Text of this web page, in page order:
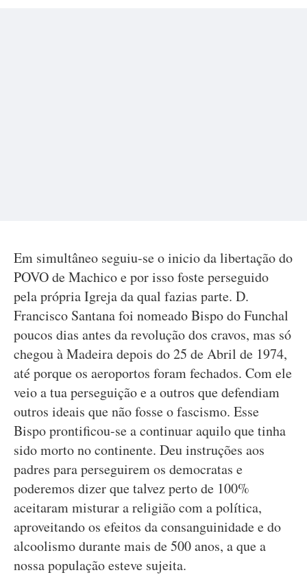
Em simultâneo seguiu-se o inicio da libertação do
POVO de Machico e por isso foste perseguido
pela própria Igreja da qual fazias parte. D.
Francisco Santana foi nomeado Bispo do Funchal
poucos dias antes da revolução dos cravos, mas só
chegou à Madeira depois do 25 de Abril de 1974,
até porque os aeroportos foram fechados. Com ele
veio a tua perseguição e a outros que defendiam
outros ideais que não fosse o fascismo. Esse
Bispo prontificou-se a continuar aquilo que tinha
sido morto no continente. Deu instruções aos
padres para perseguirem os democratas e
poderemos dizer que talvez perto de 100%
aceitaram misturar a religião com a política,
aproveitando os efeitos da consanguinidade e do
alcoolismo durante mais de 500 anos, a que a
nossa população esteve sujeita.